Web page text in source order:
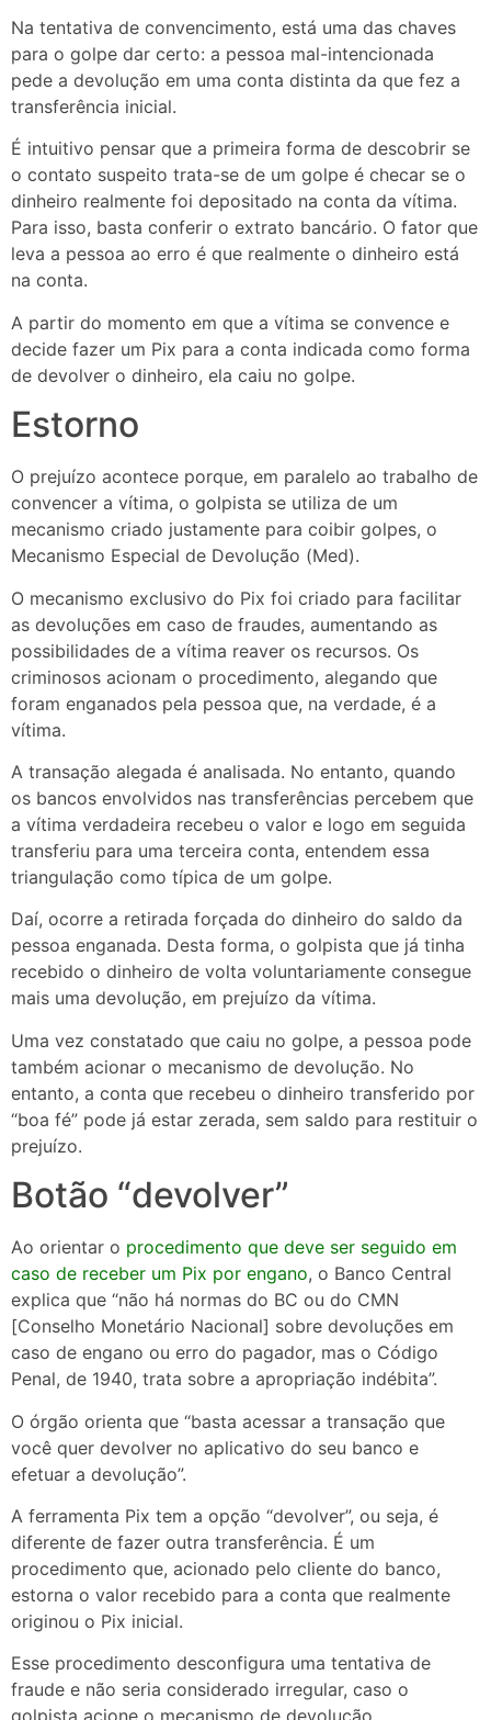
Na tentativa de convencimento, está uma das chaves
para o golpe dar certo: a pessoa mal-intencionada
pede a devolução em uma conta distinta da que fez a
transferência inicial.
É intuitivo pensar que a primeira forma de descobrir se
o contato suspeito trata-se de um golpe é checar se o
dinheiro realmente foi depositado na conta da vítima.
Para isso, basta conferir o extrato bancário. O fator que
leva a pessoa ao erro é que realmente o dinheiro está
na conta.
A partir do momento em que a vítima se convence e
decide fazer um Pix para a conta indicada como forma
de devolver o dinheiro, ela caiu no golpe.
Estorno
O prejuízo acontece porque, em paralelo ao trabalho de
convencer a vítima, o golpista se utiliza de um
mecanismo criado justamente para coibir golpes, o
Mecanismo Especial de Devolução (Med).
O mecanismo exclusivo do Pix foi criado para facilitar
as devoluções em caso de fraudes, aumentando as
possibilidades de a vítima reaver os recursos. Os
criminosos acionam o procedimento, alegando que
foram enganados pela pessoa que, na verdade, é a
vítima.
A transação alegada é analisada. No entanto, quando
os bancos envolvidos nas transferências percebem que
a vítima verdadeira recebeu o valor e logo em seguida
transferiu para uma terceira conta, entendem essa
triangulação como típica de um golpe.
Daí, ocorre a retirada forçada do dinheiro do saldo da
pessoa enganada. Desta forma, o golpista que já tinha
recebido o dinheiro de volta voluntariamente consegue
mais uma devolução, em prejuízo da vítima.
Uma vez constatado que caiu no golpe, a pessoa pode
também acionar o mecanismo de devolução. No
entanto, a conta que recebeu o dinheiro transferido por
“boa fé” pode já estar zerada, sem saldo para restituir o
prejuízo.
Botão “devolver”
Ao orientar o procedimento que deve ser seguido em
caso de receber um Pix por engano, o Banco Central
explica que “não há normas do BC ou do CMN
[Conselho Monetário Nacional] sobre devoluções em
caso de engano ou erro do pagador, mas o Código
Penal, de 1940, trata sobre a apropriação indébita”.
O órgão orienta que “basta acessar a transação que
você quer devolver no aplicativo do seu banco e
efetuar a devolução”.
A ferramenta Pix tem a opção “devolver”, ou seja, é
diferente de fazer outra transferência. É um
procedimento que, acionado pelo cliente do banco,
estorna o valor recebido para a conta que realmente
originou o Pix inicial.
Esse procedimento desconfigura uma tentativa de
fraude e não seria considerado irregular, caso o